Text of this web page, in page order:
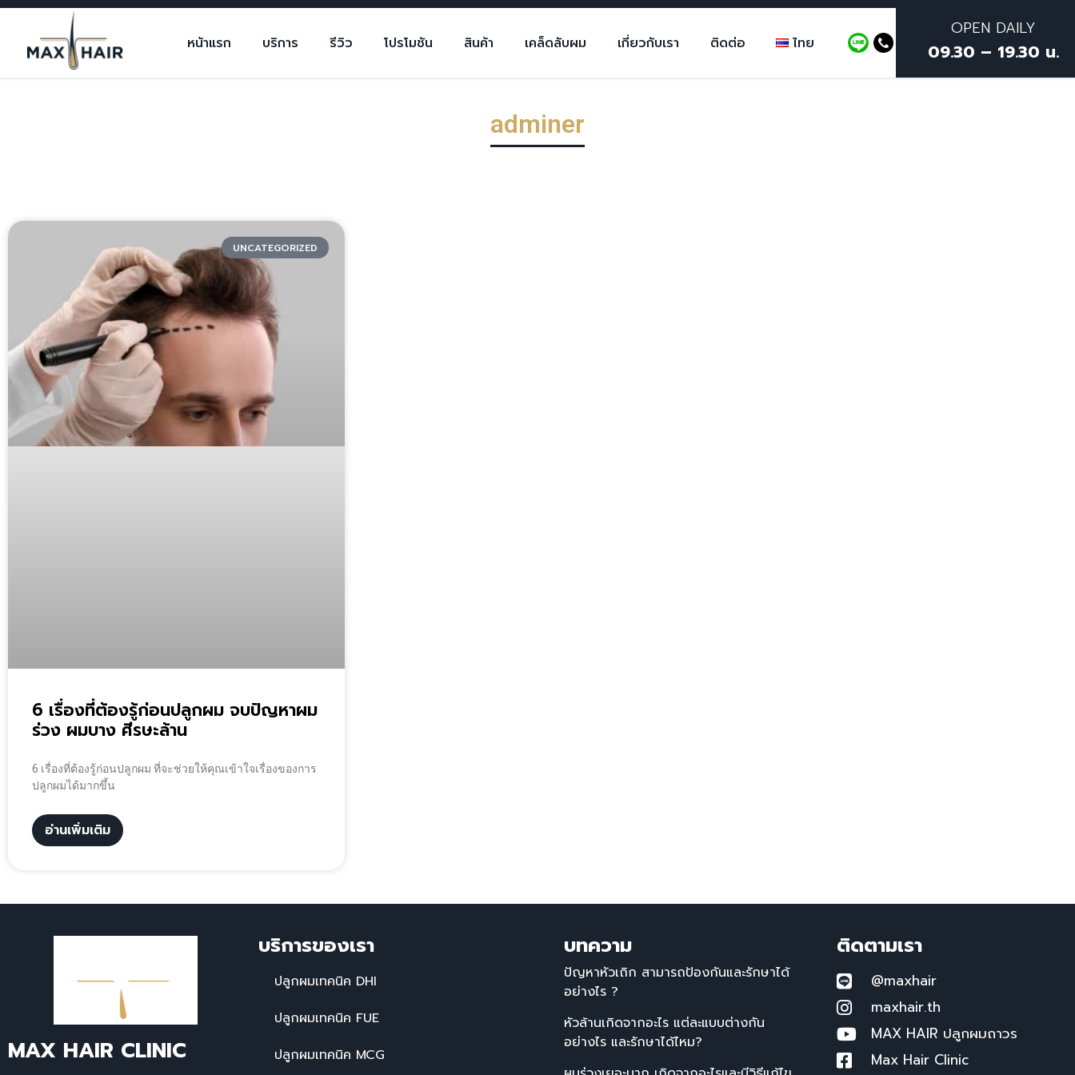
หน้าแรก บริการ รีวิว โปรโมชัน สินค้า เคล็ดลับผม เกี่ยวกับเรา ติดต่อ ไทย
OPEN DAILY
09.30 – 19.30 น.
adminer
UNCATEGORIZED
6 เรื่องที่ต้องรู้ก่อนปลูกผม จบปัญหาผม
ร่วง ผมบาง ศีรษะล้าน
6 เรื่องที่ต้องรู้ก่อนปลูกผม ที่จะช่วยให้คุณเข้าใจเรื่องของการ
ปลูกผมได้มากขึ้น
อ่านเพิ่มเติม
MAX HAIR CLINIC
บริการของเรา
ปลูกผมเทคนิค DHI
ปลูกผมเทคนิค FUE
ปลูกผมเทคนิค MCG
บทความ
ปัญหาหัวเถิก สามารถป้องกันและรักษาได้
อย่างไร ?
หัวล้านเกิดจากอะไร แต่ละแบบต่างกัน
อย่างไร และรักษาได้ไหม?
ติดตามเรา
@maxhair
maxhair.th
MAX HAIR ปลูกผมถาวร
Max Hair Clinic